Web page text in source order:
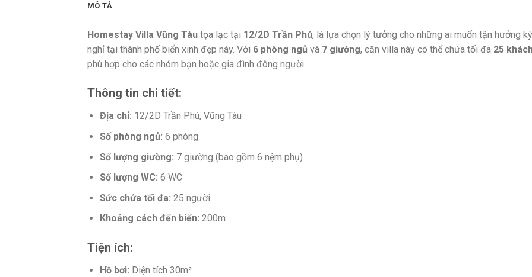
MÔ TẢ
Homestay Villa Vũng Tàu tọa lạc tại 12/2D Trần Phú, là lựa chọn lý tưởng cho những ai muốn tận hưởng kỳ
nghỉ tại thành phố biển xinh đẹp này. Với 6 phòng ngủ và 7 giường, căn villa này có thể chứa tối đa 25
phù hợp cho các nhóm bạn hoặc gia đình đông người.
Thông tin chi tiết:
Địa chỉ: 12/2D Trần Phú, Vũng Tàu
Số phòng ngủ: 6 phòng
Số lượng giường: 7 giường (bao gồm 6 nệm phụ)
Số lượng WC: 6 WC
Sức chứa tối đa: 25 người
Khoảng cách đến biển: 200m
Tiện ích:
Hồ bơi: Diện tích 30m²